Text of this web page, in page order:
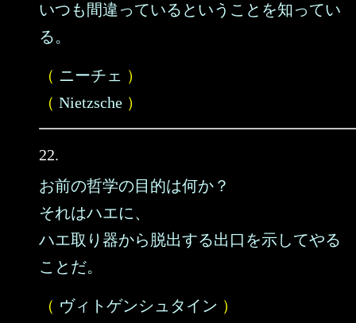
いつも間違っているということを知ってい
る。
（ ニーチェ ）
（ Nietzsche ）
22.
お前の哲学の目的は何か？
それはハエに、
ハエ取り器から脱出する出口を示してやる
ことだ。
（ ヴィトゲンシュタイン ）